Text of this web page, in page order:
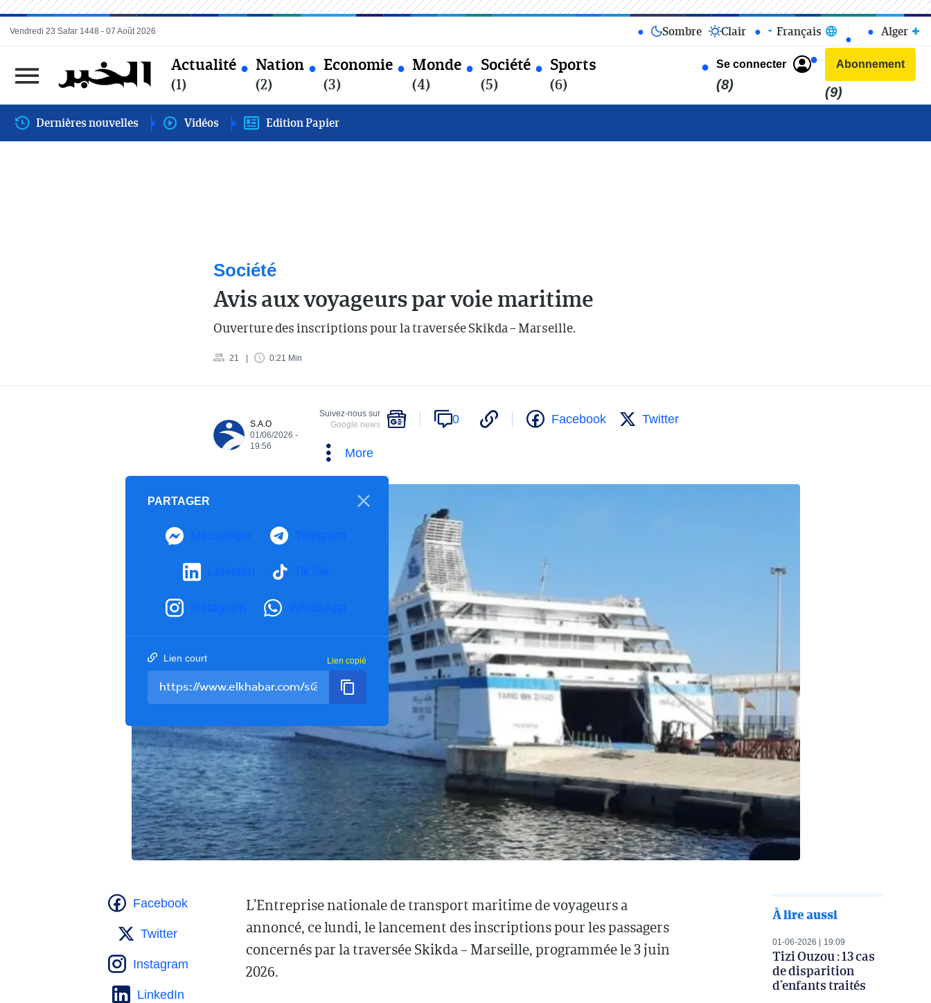
Actualité
(1)
Nation
(2)
Economie
(3)
Monde
(4)
Société
(5)
Sports
(6)
Se connecter
(8)
Abonnement
(9)
Vendredi 23 Safar 1448 - 07 Août 2026 Sombre Clair Français Alger
Dernières nouvelles Vidéos Edition Papier
Société
Avis aux voyageurs par voie maritime
Ouverture des inscriptions pour la traversée Skikda – Marseille.
21 0:21 Min
S.A.O
01/06/2026 -
19:56
Suivez-nous sur
Google news
0 Facebook Twitter
More
PARTAGER
Messenger Telegram
LinkedIn TikTok
Instagram WhatsApp
Lien court Lien copié
L’Entreprise nationale de transport maritime de voyageurs a
annoncé, ce lundi, le lancement des inscriptions pour les passagers
concernés par la traversée Skikda – Marseille, programmée le 3 juin
2026.
Facebook
Twitter
Instagram
LinkedIn
À lire aussi
01-06-2026 19:09
Tizi Ouzou : 13 cas
de disparition
d’enfants traités